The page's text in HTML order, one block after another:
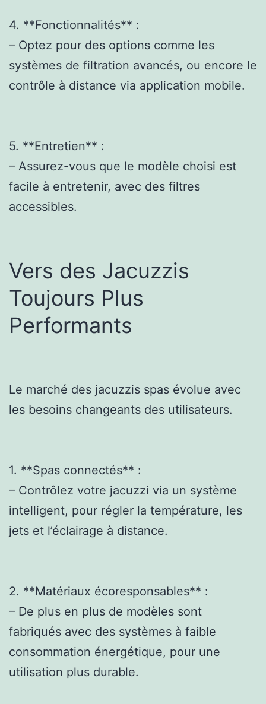
4. **Fonctionnalités** :
– Optez pour des options comme les
systèmes de filtration avancés, ou encore le
contrôle à distance via application mobile.
5. **Entretien** :
– Assurez-vous que le modèle choisi est
facile à entretenir, avec des filtres
accessibles.
Vers des Jacuzzis
Toujours Plus
Performants
Le marché des jacuzzis spas évolue avec
les besoins changeants des utilisateurs.
1. **Spas connectés** :
– Contrôlez votre jacuzzi via un système
intelligent, pour régler la température, les
jets et l’éclairage à distance.
2. **Matériaux écoresponsables** :
– De plus en plus de modèles sont
fabriqués avec des systèmes à faible
consommation énergétique, pour une
utilisation plus durable.